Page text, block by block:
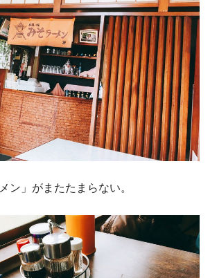
ン」がまたたまらない。